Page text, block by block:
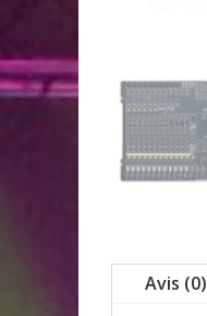
Avis (0)